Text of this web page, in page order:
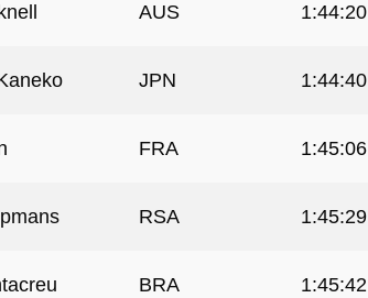
AUS 1:44:20
JPN 1:44:40
FRA 1:45:06
RSA 1:45:29
BRA 1:45:42